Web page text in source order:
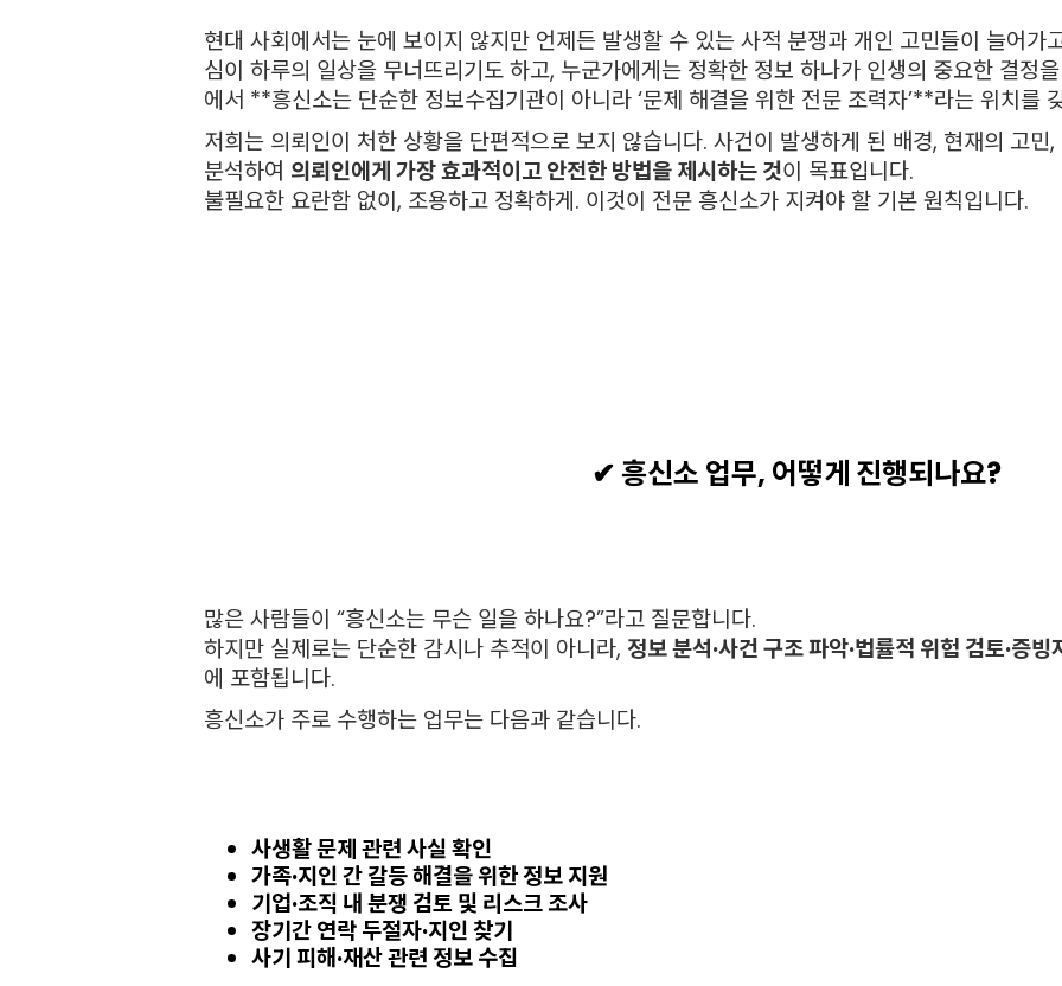
현대 사회에서는 눈에 보이지 않지만 언제든 발생할 수 있는 사적 분쟁과 개인 고민들이 늘어가
심이 하루의 일상을 무너뜨리기도 하고, 누군가에게는 정확한 정보 하나가 인생의 중요한 결정
에서 **흥신소는 단순한 정보수집기관이 아니라 ‘문제 해결을 위한 전문 조력자’**라는 위치를
저희는 의뢰인이 처한 상황을 단편적으로 보지 않습니다. 사건이 발생하게 된 배경, 현재의 고
분석하여 의뢰인에게 가장 효과적이고 안전한 방법을 제시하는 것이 목표입니다.
불필요한 요란함 없이, 조용하고 정확하게. 이것이 전문 흥신소가 지켜야 할 기본 원칙입니다.
✔ 흥신소 업무, 어떻게 진행되나요?
많은 사람들이 “흥신소는 무슨 일을 하나요?”라고 질문합니다.
하지만 실제로는 단순한 감시나 추적이 아니라, 정보 분석·사건 구조 파악·법률적 위험 검토·증빙
에 포함됩니다.
흥신소가 주로 수행하는 업무는 다음과 같습니다.
사생활 문제 관련 사실 확인
가족·지인 간 갈등 해결을 위한 정보 지원
기업·조직 내 분쟁 검토 및 리스크 조사
장기간 연락 두절자·지인 찾기
사기 피해·재산 관련 정보 수집